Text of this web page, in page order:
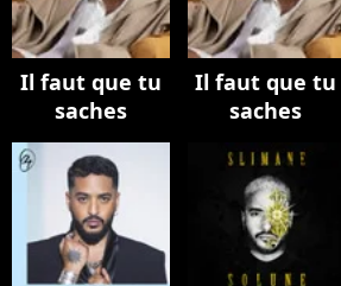
Il faut que tu
saches
Il faut que tu
saches